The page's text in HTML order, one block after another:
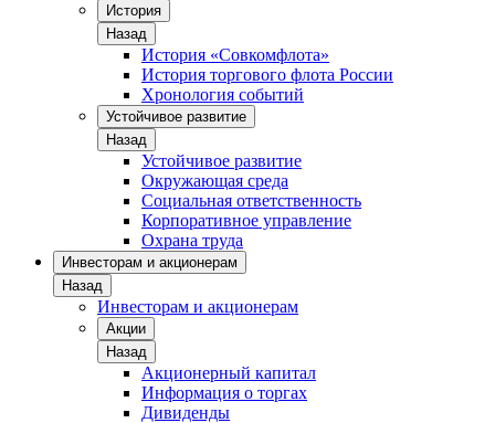
История
Назад
История «Совкомфлота»
История торгового флота России
Хронология событий
Устойчивое развитие
Назад
Устойчивое развитие
Окружающая среда
Социальная ответственность
Корпоративное управление
Охрана труда
Инвесторам и акционерам
Назад
Инвесторам и акционерам
Акции
Назад
Акционерный капитал
Информация о торгах
Дивиденды